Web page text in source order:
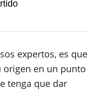
expertos, es que
origen en un punto
tenga que dar